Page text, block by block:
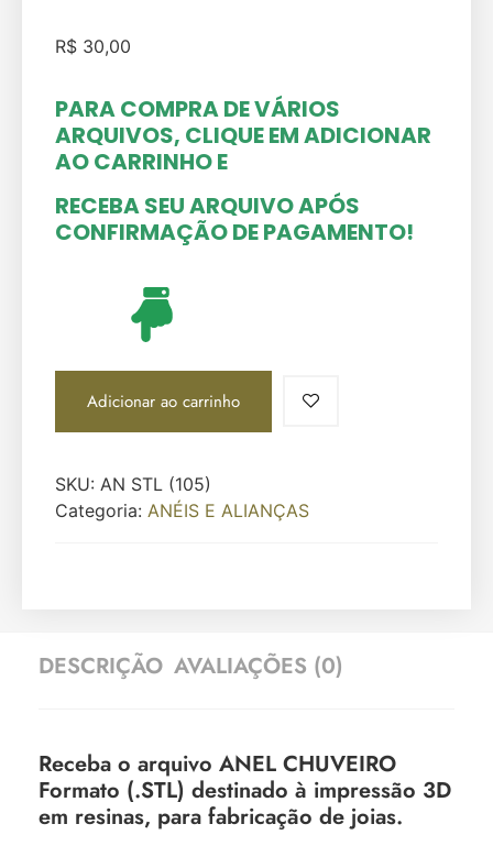
R$ 30,00
PARA COMPRA DE VÁRIOS
ARQUIVOS, CLIQUE EM ADICIONAR
AO CARRINHOE
RECEBA SEU ARQUIVO APÓS
CONFIRMAÇÃO DE PAGAMENTO!
Adicionar ao carrinho
SKU: AN STL (105)
Categoria: ANÉIS E ALIANÇAS
DESCRIÇÃO AVALIAÇÕES (0)
Receba o arquivo ANEL CHUVEIRO
Formato (.STL) destinado à impressão 3D
em resinas, para fabricação de joias.